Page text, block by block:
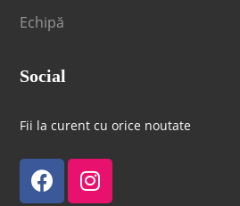
Echipă
Social
Fii la curent cu orice noutate